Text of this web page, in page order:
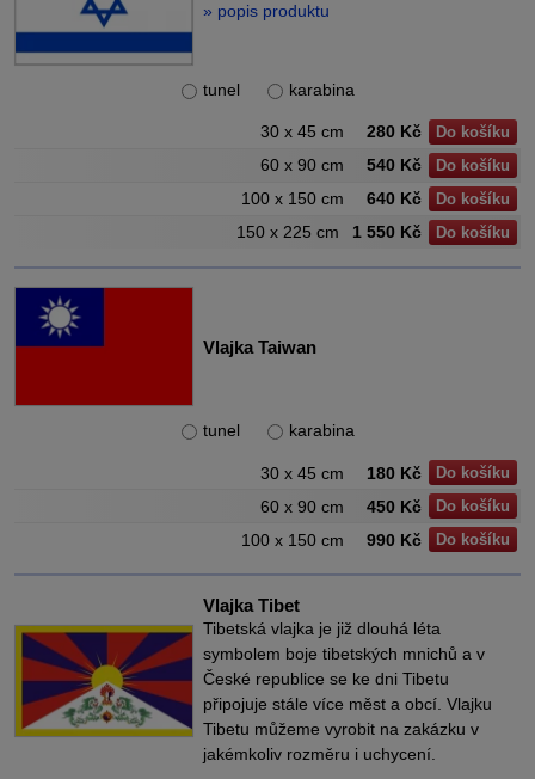
» popis produktu
tunel karabina
30 x 45 cm 280 Kč Do košíku
60 x 90 cm 540 Kč Do košíku
100 x 150 cm 640 Kč Do košíku
150 x 225 cm 1 550 Kč Do košíku
Vlajka Taiwan
tunel karabina
30 x 45 cm 180 Kč Do košíku
60 x 90 cm 450 Kč Do košíku
100 x 150 cm 990 Kč Do košíku
Vlajka Tibet
Tibetská vlajka je již dlouhá léta
symbolem boje tibetských mnichů a v
České republice se ke dni Tibetu
připojuje stále více měst a obcí. Vlajku
Tibetu můžeme vyrobit na zakázku v
jakémkoliv rozměru i uchycení.